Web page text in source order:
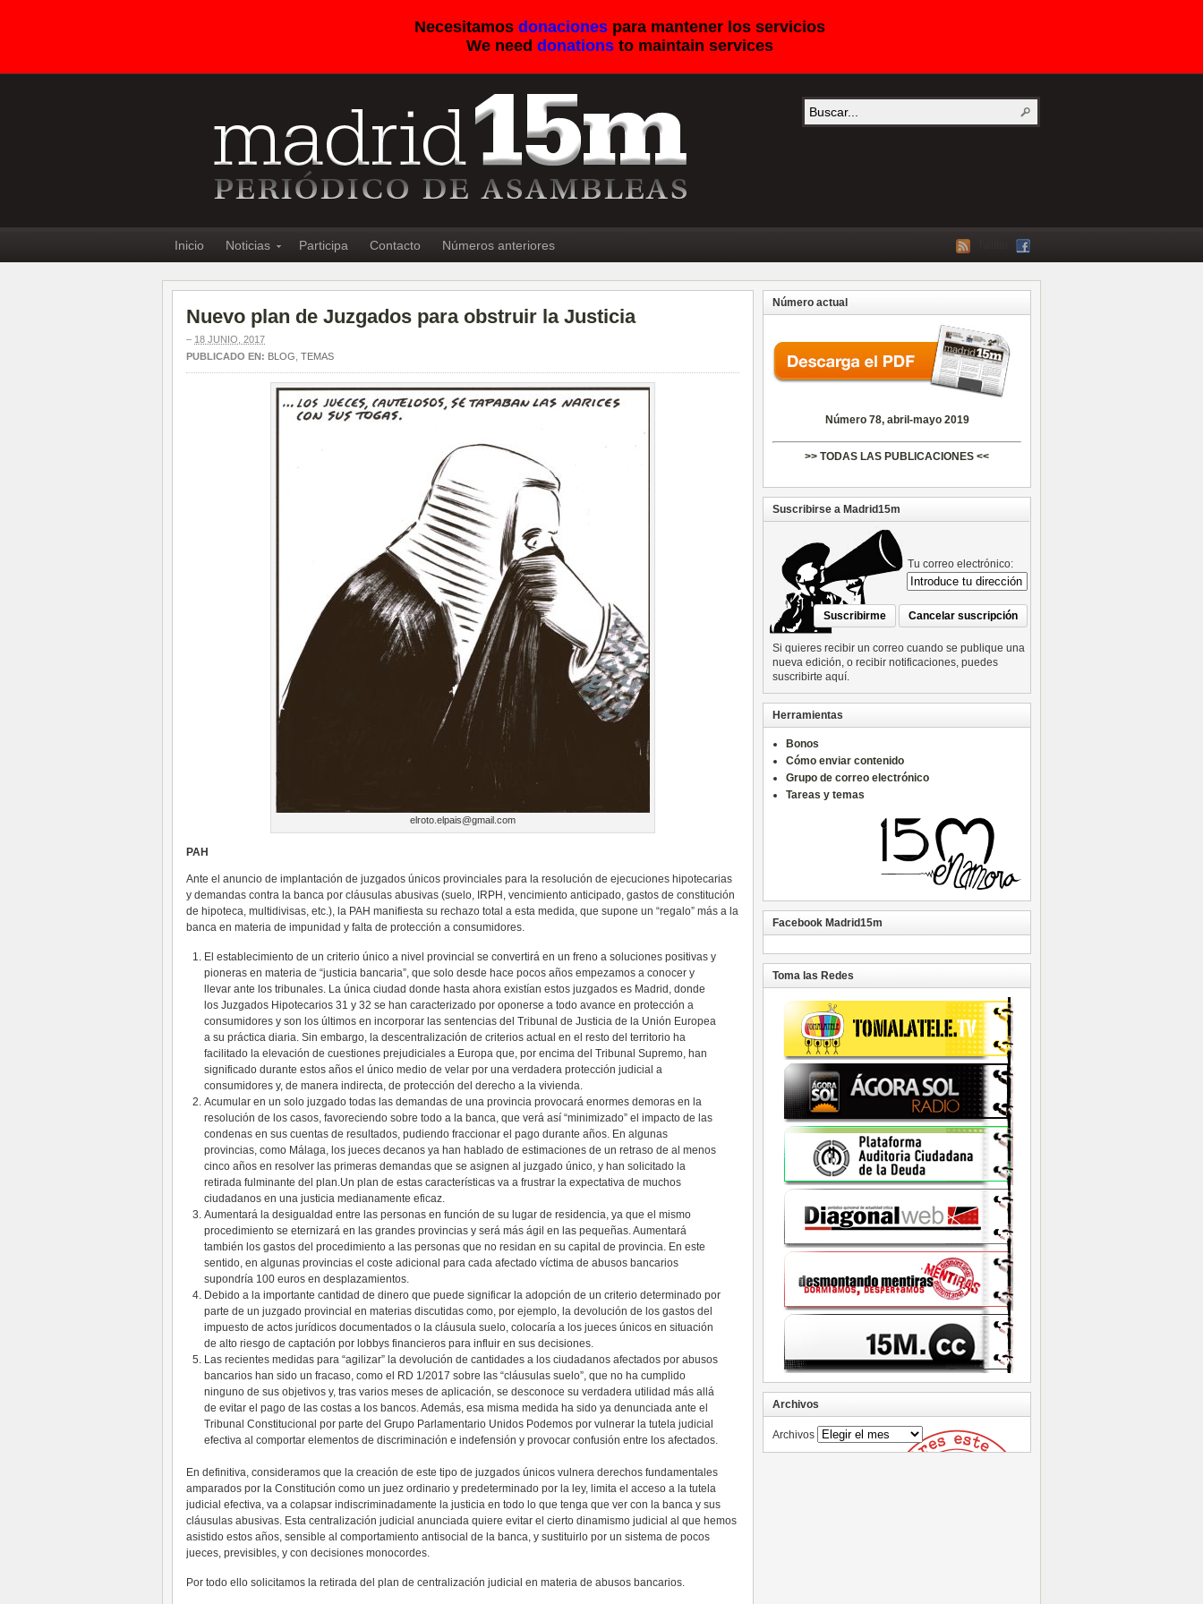
Necesitamos donacionespara mantener los servicios
We need donationsto maintain services
Inicio Noticias Participa Contacto Números anteriores
Nuevo plan de Juzgados para obstruir la Justicia
– 18 JUNIO, 2017
PUBLICADO EN: BLOG TEMAS
elroto.elpais@gmail.com
PAH
Ante el anuncio de implantación de juzgados únicos provinciales para la resolución de ejecuciones hipotecarias
y demandas contra la banca por cláusulas abusivas (suelo, IRPH, vencimiento anticipado, gastos de constitución
de hipoteca, multidivisas, etc.), la PAH manifiesta su rechazo total a esta medida, que supone un “regalo” más a la
banca en materia de impunidad y falta de protección a consumidores.
El establecimiento de un criterio único a nivel provincial se convertirá en un freno a soluciones positivas y
pioneras en materia de “justicia bancaria”, que solo desde hace pocos años empezamos a conocer y
llevar ante los tribunales. La única ciudad donde hasta ahora existían estos juzgados es Madrid, donde
los Juzgados Hipotecarios 31 y 32 se han caracterizado por oponerse a todo avance en protección a
consumidores y son los últimos en incorporar las sentencias del Tribunal de Justicia de la Unión Europea
a su práctica diaria. Sin embargo, la descentralización de criterios actual en el resto del territorio ha
facilitado la elevación de cuestiones prejudiciales a Europa que, por encima del Tribunal Supremo, han
significado durante estos años el único medio de velar por una verdadera protección judicial a
consumidores y, de manera indirecta, de protección del derecho a la vivienda.
Acumular en un solo juzgado todas las demandas de una provincia provocará enormes demoras en la
resolución de los casos, favoreciendo sobre todo a la banca, que verá así “minimizado” el impacto de las
condenas en sus cuentas de resultados, pudiendo fraccionar el pago durante años. En algunas
provincias, como Málaga, los jueces decanos ya han hablado de estimaciones de un retraso de al menos
cinco años en resolver las primeras demandas que se asignen al juzgado único, y han solicitado la
retirada fulminante del plan.Un plan de estas características va a frustrar la expectativa de muchos
ciudadanos en una justicia medianamente eficaz.
Aumentará la desigualdad entre las personas en función de su lugar de residencia, ya que el mismo
procedimiento se eternizará en las grandes provincias y será más ágil en las pequeñas. Aumentará
también los gastos del procedimiento a las personas que no residan en su capital de provincia. En este
sentido, en algunas provincias el coste adicional para cada afectado víctima de abusos bancarios
supondría 100 euros en desplazamientos.
Debido a la importante cantidad de dinero que puede significar la adopción de un criterio determinado por
parte de un juzgado provincial en materias discutidas como, por ejemplo, la devolución de los gastos del
impuesto de actos jurídicos documentados o la cláusula suelo, colocaría a los jueces únicos en situación
de alto riesgo de captación por lobbys financieros para influir en sus decisiones.
Las recientes medidas para “agilizar” la devolución de cantidades a los ciudadanos afectados por abusos
bancarios han sido un fracaso, como el RD 1/2017 sobre las “cláusulas suelo”, que no ha cumplido
ninguno de sus objetivos y, tras varios meses de aplicación, se desconoce su verdadera utilidad más allá
de evitar el pago de las costas a los bancos. Además, esa misma medida ha sido ya denunciada ante el
Tribunal Constitucional por parte del Grupo Parlamentario Unidos Podemos por vulnerar la tutela judicial
efectiva al comportar elementos de discriminación e indefensión y provocar confusión entre los afectados.
En definitiva, consideramos que la creación de este tipo de juzgados únicos vulnera derechos fundamentales
amparados por la Constitución como un juez ordinario y predeterminado por la ley, limita el acceso a la tutela
judicial efectiva, va a colapsar indiscriminadamente la justicia en todo lo que tenga que ver con la banca y sus
cláusulas abusivas. Esta centralización judicial anunciada quiere evitar el cierto dinamismo judicial al que hemos
asistido estos años, sensible al comportamiento antisocial de la banca, y sustituirlo por un sistema de pocos
jueces, previsibles, y con decisiones monocordes.
Por todo ello solicitamos la retirada del plan de centralización judicial en materia de abusos bancarios.
Número actual
Número 78, abril-mayo 2019
>> TODAS LAS PUBLICACIONES <<
Suscribirse a Madrid15m
Tu correo electrónico:
Si quieres recibir un correo cuando se publique una
nueva edición, o recibir notificaciones, puedes
suscribirte aquí.
Herramientas
Bonos
Cómo enviar contenido
Grupo de correo electrónico
Tareas y temas
Facebook Madrid15m
Toma las Redes
Archivos
Archivos